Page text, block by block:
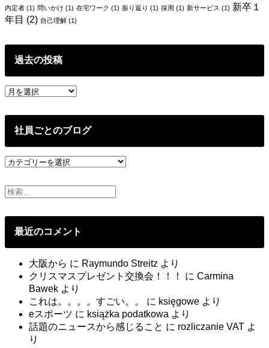
エ
メ
内定者 (1) 問いかけ (1) 在宅ワーク (1) 振り返り (1) 採用 (1) 新サービス (1) 新卒１
年目 (2) 自己理解 (1)
過去の投稿
過
の
社員ごとのブログ
社
ご
と
グ
最近のコメント
大阪から に Raymundo Streitz より
クリスマスプレゼント交換会！！！
に Carmina
Bawek より
これは。。。。すごい。。
に księgowe より
eスポーツ に książka podatkowa より
話題のニュースから感じること に rozliczanie VAT よ
り